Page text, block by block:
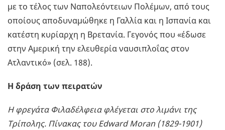
με το τέλος των Ναπολεόντειων Πολέμων, από τους
οποίους αποδυναμώθηκε η Γαλλία και η Ισπανία και
κατέστη κυρίαρχη η Βρετανία. Γεγονός που «έδωσε
στην Αμερική την ελευθερία ναυσιπλοΐας στον
Ατλαντικό» (σελ. 188).
Η δράση των πειρατών
Η φρεγάτα Φιλαδέλφεια φλέγεται στο λιμάνι της
Τρίπολης. Πίνακας του Edward Moran (1829-1901)